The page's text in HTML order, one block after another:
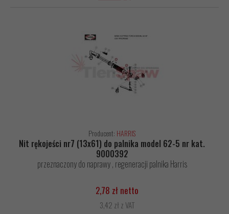
Producent: HARRIS
Nit rękojeści nr7 (13x61) do palnika model 62-5 nr kat.
9000392
przeznaczony do naprawy , regeneracji palnika Harris
2,78 zł netto
3,42 zł z VAT